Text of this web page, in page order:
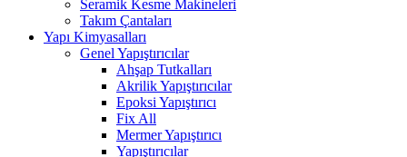
Seramik Kesme Makineleri
Takım Çantaları
Yapı Kimyasalları
Genel Yapıştırıcılar
Ahşap Tutkalları
Akrilik Yapıştırıcılar
Epoksi Yapıştırıcı
Fix All
Mermer Yapıştırıcı
Yapıştırıcılar